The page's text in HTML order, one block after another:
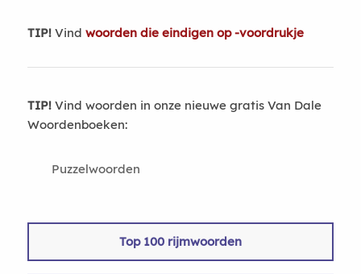
TIP!Vind woorden die eindigen op -voordrukje
TIP!Vind woorden in onze nieuwe gratis Van Dale
Woordenboeken:
Puzzelwoorden
Top 100 rijmwoorden